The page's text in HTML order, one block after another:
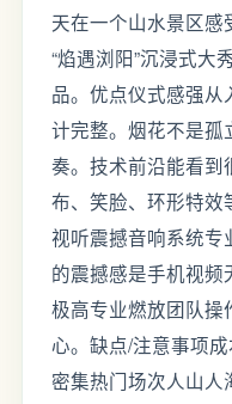
天在一个山水景区感
“焰遇浏阳”沉浸式大
品。优点仪式感强
计完整。烟花不是孤
奏。技术前沿能看到
布、笑脸、环形特效
视听震撼音响系统专
的震撼感是手机视
极高专业燃放团队操
心。缺点/注意事项
密集热门场次人山